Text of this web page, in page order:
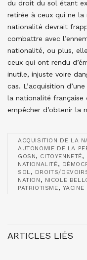
du droit du sol étant
retirée à ceux qui ne
nationalité devrait
combattre avec
nationalité, ou plus,
ceux qui ont rendu
inutile, injuste voire
cas. L’acquisition
la nationalité française
empêcher d’obtenir la
ACQUISITION DE LA
AUTONOMIE DE LA
GOSN, CITOYENNETÉ,
NATIONALITÉ,
SOL, DROITS/
NATION , NICOLE
PATRIOTISME, YACINE
ARTICLES LIÉS